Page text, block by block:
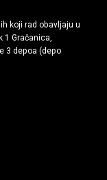
koji rad obavljaju u
1 Gračanica,
3 depoa (depo